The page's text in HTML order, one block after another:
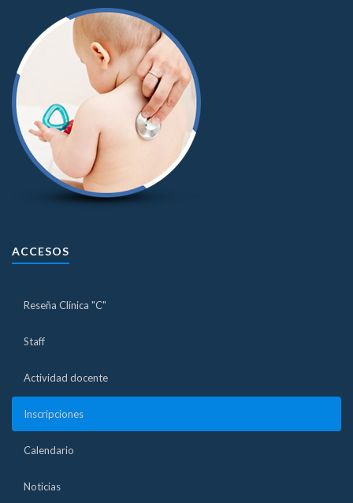
ACCESOS
Reseña Clínica "C"
Staff
Actividad docente
Inscripciones
Calendario
Noticias